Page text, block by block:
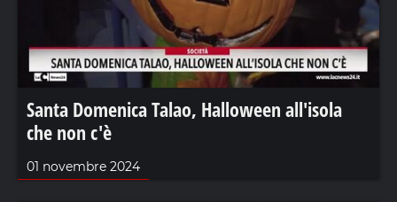
Santa Domenica Talao, Halloween all'isola
che non c'è
01 novembre 2024